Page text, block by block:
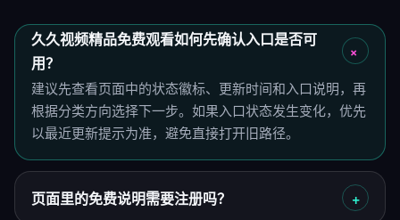
久久视频精品免费观看如何先确认入口是否可
用？
建议先查看页面中的状态徽标、更新时间和入口说明，再
根据分类方向选择下一步。如果入口状态发生变化，优先
以最近更新提示为准，避免直接打开旧路径。
页面里的免费说明需要注册吗？